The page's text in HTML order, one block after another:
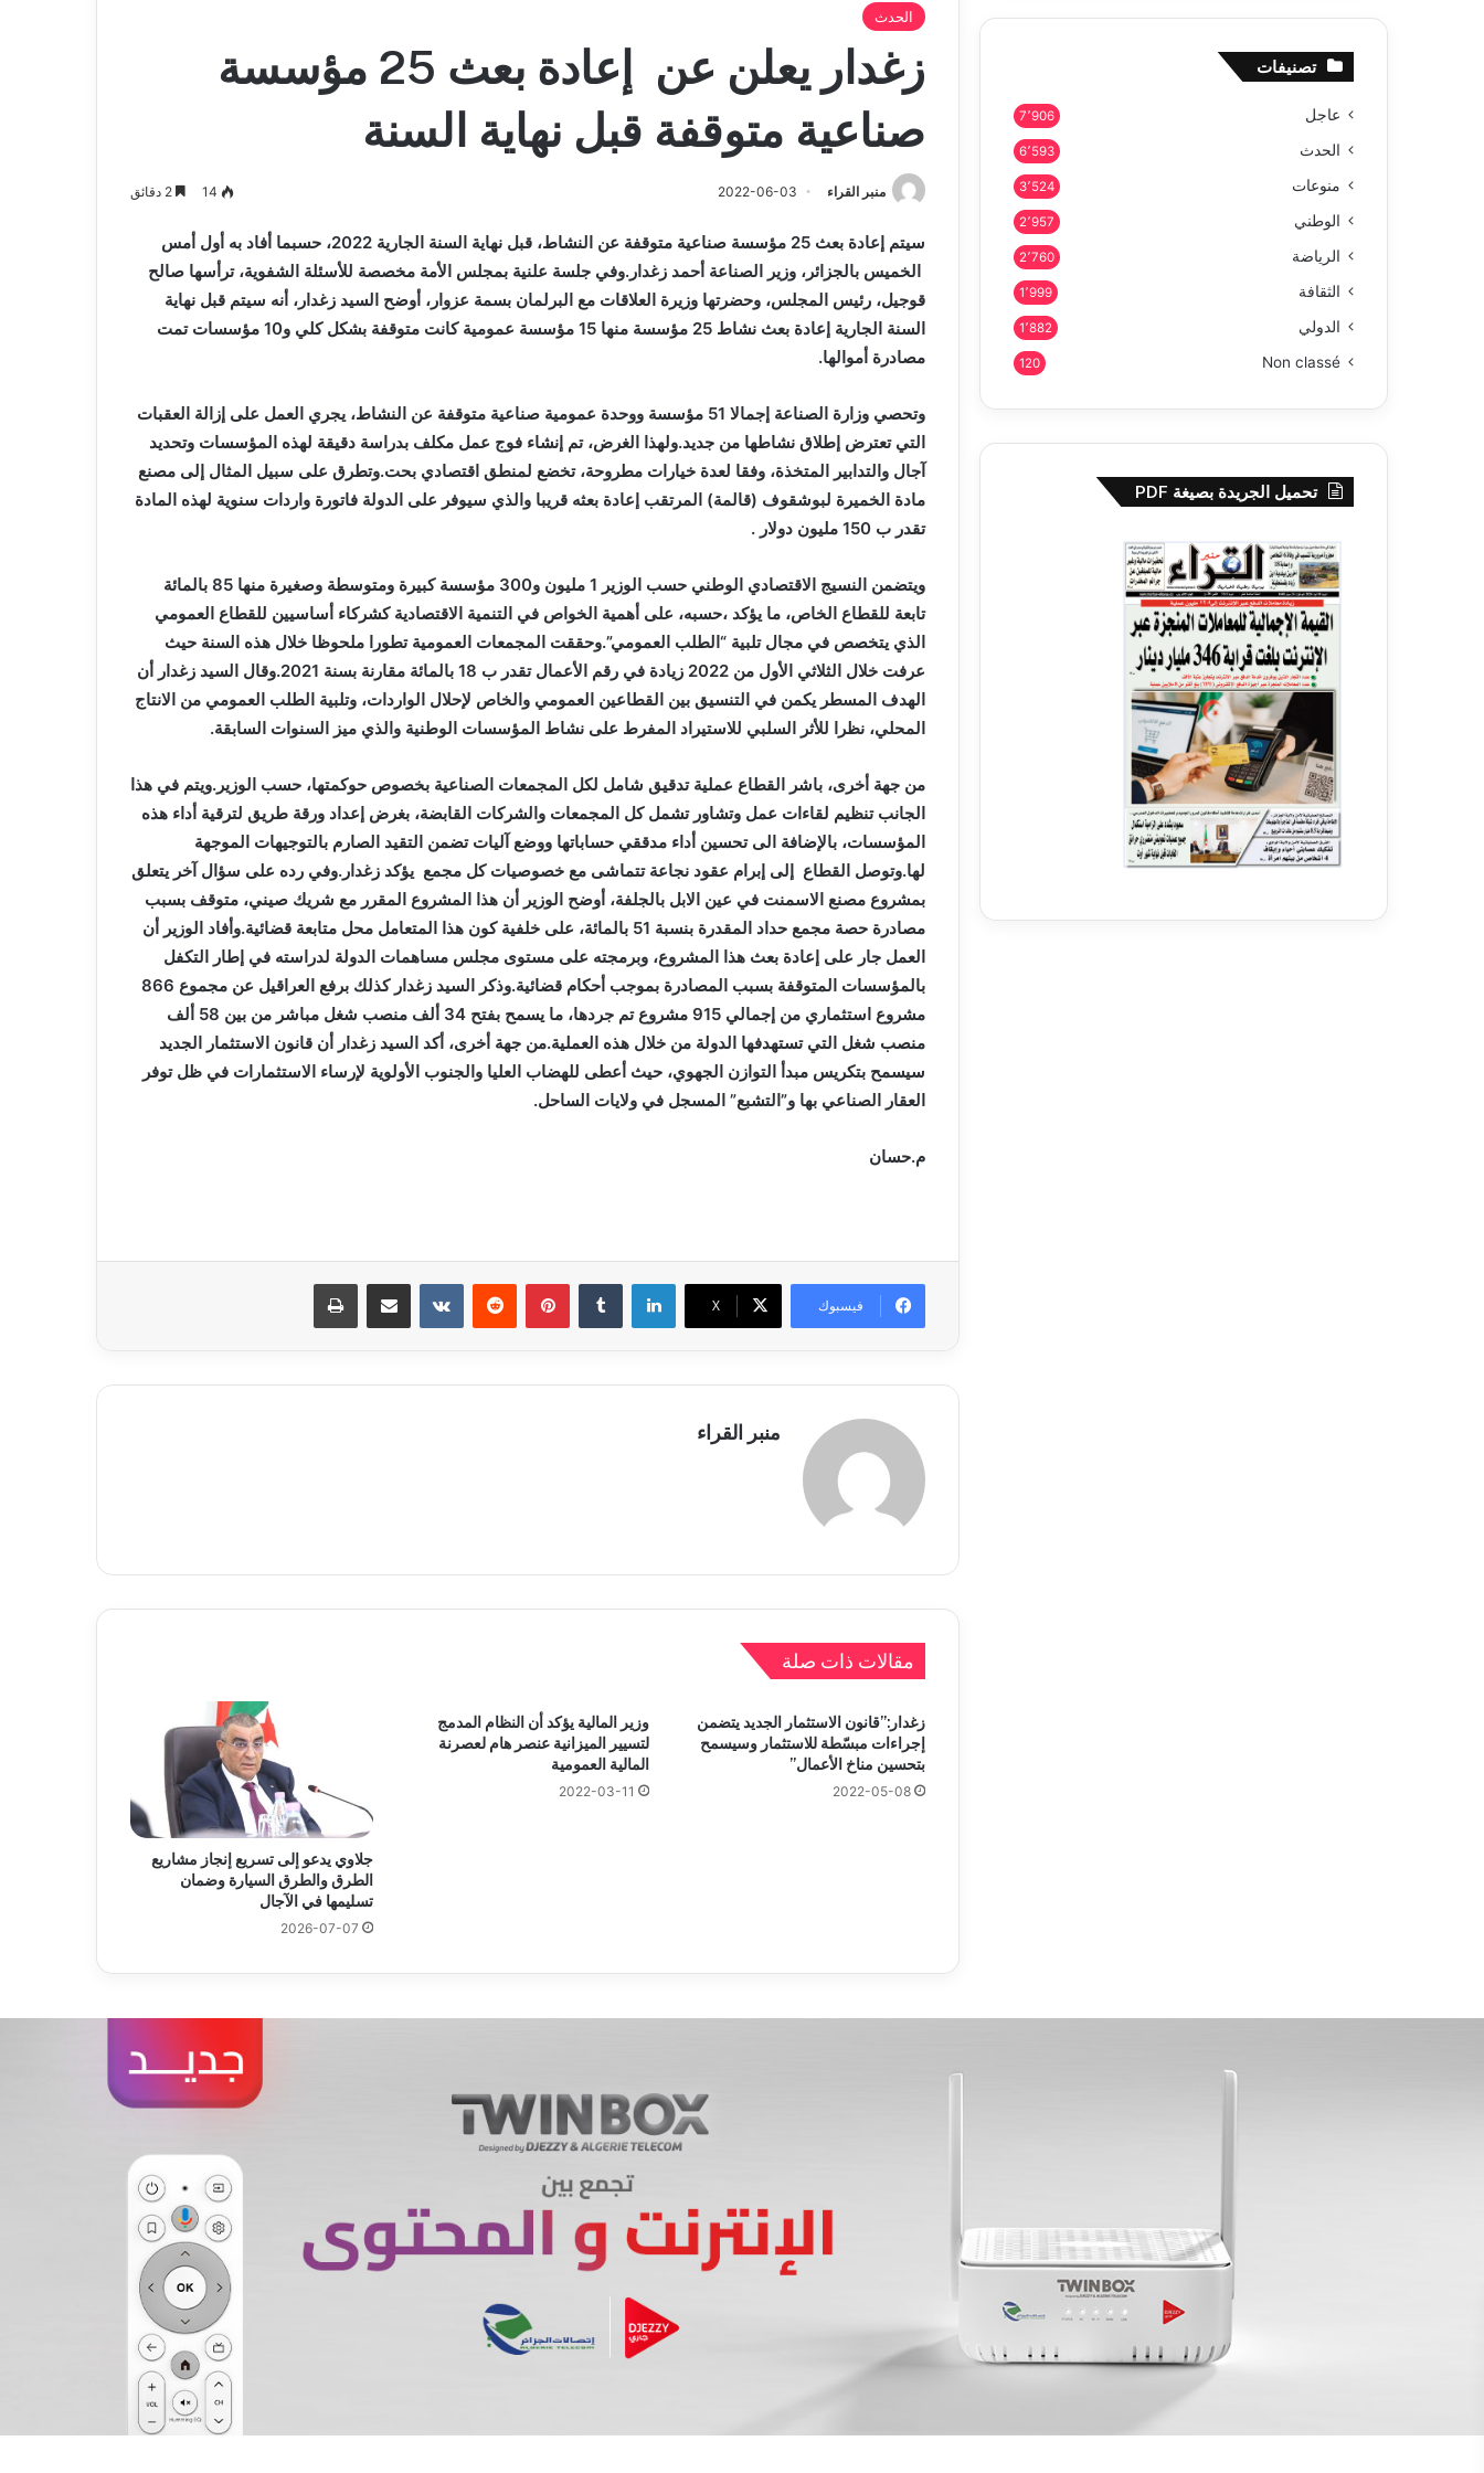
الحدث
زغدار يعلن عن إعادة بعث 25 مؤسسة
صناعية متوقفة قبل نهاية السنة
منبر القراء 2022-06-03
14
سيتم إعادة بعث 25 مؤسسة صناعية متوقفة عن النشاط، قبل نهاية السنة الجارية 2022، حسبما أفاد به أول أمس
الخميس بالجزائر، وزير الصناعة أحمد زغدار.وفي جلسة علنية بمجلس الأمة مخصصة للأسئلة الشفوية، ترأسها صالح
قوجيل، رئيس المجلس، وحضرتها وزيرة العلاقات مع البرلمان بسمة عزوار، أوضح السيد زغدار، أنه سيتم قبل نهاية
السنة الجارية إعادة بعث نشاط 25 مؤسسة منها 15 مؤسسة عمومية كانت متوقفة بشكل كلي و10 مؤسسات تمت
مصادرة أموالها.
وتحصي وزارة الصناعة إجمالا 51 مؤسسة ووحدة عمومية صناعية متوقفة عن النشاط، يجري العمل على إزالة العقبات
التي تعترض إطلاق نشاطها من جديد.ولهذا الغرض، تم إنشاء فوج عمل مكلف بدراسة دقيقة لهذه المؤسسات وتحديد
آجال والتدابير المتخذة، وفقا لعدة خيارات مطروحة، تخضع لمنطق اقتصادي بحت.وتطرق على سبيل المثال إلى مصنع
مادة الخميرة لبوشقوف (قالمة) المرتقب إعادة بعثه قريبا والذي سيوفر على الدولة فاتورة واردات سنوية لهذه المادة
تقدر ب 150 مليون دولار .
ويتضمن النسيج الاقتصادي الوطني حسب الوزير 1 مليون و300 مؤسسة كبيرة ومتوسطة وصغيرة منها 85 بالمائة
تابعة للقطاع الخاص، ما يؤكد ،حسبه، على أهمية الخواص في التنمية الاقتصادية كشركاء أساسيين للقطاع العمومي
الذي يتخصص في مجال تلبية “الطلب العمومي”.وحققت المجمعات العمومية تطورا ملحوظا خلال هذه السنة حيث
عرفت خلال الثلاثي الأول من 2022 زيادة في رقم الأعمال تقدر ب 18 بالمائة مقارنة بسنة 2021.وقال السيد زغدار أن
الهدف المسطر يكمن في التنسيق بين القطاعين العمومي والخاص لإحلال الواردات، وتلبية الطلب العمومي من الانتاج
المحلي، نظرا للأثر السلبي للاستيراد المفرط على نشاط المؤسسات الوطنية والذي ميز السنوات السابقة.
من جهة أخرى، باشر القطاع عملية تدقيق شامل لكل المجمعات الصناعية بخصوص حوكمتها، حسب الوزير.ويتم في هذا
الجانب تنظيم لقاءات عمل وتشاور تشمل كل المجمعات والشركات القابضة، بغرض إعداد ورقة طريق لترقية أداء هذه
المؤسسات، بالإضافة الى تحسين أداء مدققي حساباتها ووضع آليات تضمن التقيد الصارم بالتوجيهات الموجهة
لها.وتوصل القطاع إلى إبرام عقود نجاعة تتماشى مع خصوصيات كل مجمع يؤكد زغدار.وفي رده على سؤال آخر يتعلق
بمشروع مصنع الاسمنت في عين الابل بالجلفة، أوضح الوزير أن هذا المشروع المقرر مع شريك صيني، متوقف بسبب
مصادرة حصة مجمع حداد المقدرة بنسبة 51 بالمائة، على خلفية كون هذا المتعامل محل متابعة قضائية.وأفاد الوزير أن
العمل جار على إعادة بعث هذا المشروع، وبرمجته على مستوى مجلس مساهمات الدولة لدراسته في إطار التكفل
بالمؤسسات المتوقفة بسبب المصادرة بموجب أحكام قضائية.وذكر السيد زغدار كذلك برفع العراقيل عن مجموع 866
مشروع استثماري من إجمالي 915 مشروع تم جردها، ما يسمح بفتح 34 ألف منصب شغل مباشر من بين 58 ألف
منصب شغل التي تستهدفها الدولة من خلال هذه العملية.من جهة أخرى، أكد السيد زغدار أن قانون الاستثمار الجديد
سيسمح بتكريس مبدأ التوازن الجهوي، حيث أعطى للهضاب العليا والجنوب الأولوية لإرساء الاستثمارات في ظل توفر
العقار الصناعي بها و”التشبع” المسجل في ولايات الساحل.
م.حسان
فيسبوك X
لينكدإن بينتيريست مشاركة عبر البريد
منبر القراء
مقالات ذات صلة
زغدار:”قانون الاستثمار الجديد يتضمن
إجراءات مبسّطة للاستثمار وسيسمح
بتحسين مناخ الأعمال”
2022-05-08
وزير المالية يؤكد أن النظام المدمج
لتسيير الميزانية عنصر هام لعصرنة
المالية العمومية
2022-03-11
جلاوي يدعو إلى تسريع إنجاز مشاريع
الطرق والطرق السيارة وضمان
تسليمها في الآجال
2026-07-07
تصنيفات
عاجل 7٬906
الحدث 6٬593
منوعات 3٬524
الوطني 2٬957
الرياضة 2٬760
الثقافة 1٬999
الدولي 1٬882
Non classé
120
تحميل الجريدة بصيغة PDF